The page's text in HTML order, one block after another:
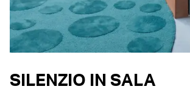
SILENZIO IN SALA